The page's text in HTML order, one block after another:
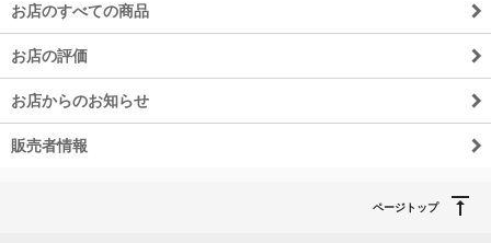
お店のすべての商品
お店の評価
お店からのお知らせ
販売者情報
ページトップ